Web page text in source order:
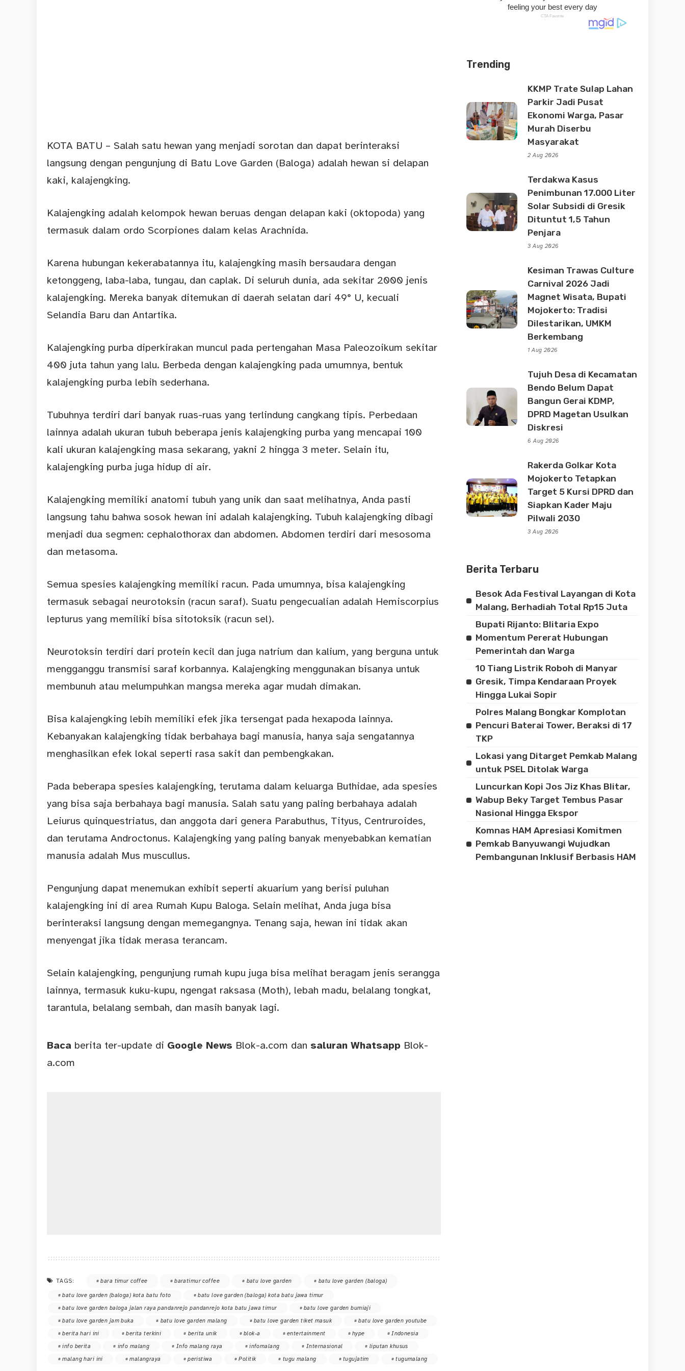
KOTA BATU – Salah satu hewan yang menjadi sorotan dan dapat berinteraksi
langsung dengan pengunjung di Batu Love Garden (Baloga) adalah hewan si delapan
kaki, kalajengking.
Kalajengking adalah kelompok hewan beruas dengan delapan kaki (oktopoda) yang
termasuk dalam ordo Scorpiones dalam kelas Arachnida.
Karena hubungan kekerabatannya itu, kalajengking masih bersaudara dengan
ketonggeng, laba-laba, tungau, dan caplak. Di seluruh dunia, ada sekitar 2000 jenis
kalajengking. Mereka banyak ditemukan di daerah selatan dari 49° U, kecuali
Selandia Baru dan Antartika.
Kalajengking purba diperkirakan muncul pada pertengahan Masa Paleozoikum sekitar
400 juta tahun yang lalu. Berbeda dengan kalajengking pada umumnya, bentuk
kalajengking purba lebih sederhana.
Tubuhnya terdiri dari banyak ruas-ruas yang terlindung cangkang tipis. Perbedaan
lainnya adalah ukuran tubuh beberapa jenis kalajengking purba yang mencapai 100
kali ukuran kalajengking masa sekarang, yakni 2 hingga 3 meter. Selain itu,
kalajengking purba juga hidup di air.
Kalajengking memiliki anatomi tubuh yang unik dan saat melihatnya, Anda pasti
langsung tahu bahwa sosok hewan ini adalah kalajengking. Tubuh kalajengking dibagi
menjadi dua segmen: cephalothorax dan abdomen. Abdomen terdiri dari mesosoma
dan metasoma.
Semua spesies kalajengking memiliki racun. Pada umumnya, bisa kalajengking
termasuk sebagai neurotoksin (racun saraf). Suatu pengecualian adalah Hemiscorpius
lepturus yang memiliki bisa sitotoksik (racun sel).
Neurotoksin terdiri dari protein kecil dan juga natrium dan kalium, yang berguna untuk
mengganggu transmisi saraf korbannya. Kalajengking menggunakan bisanya untuk
membunuh atau melumpuhkan mangsa mereka agar mudah dimakan.
Bisa kalajengking lebih memiliki efek jika tersengat pada hexapoda lainnya.
Kebanyakan kalajengking tidak berbahaya bagi manusia, hanya saja sengatannya
menghasilkan efek lokal seperti rasa sakit dan pembengkakan.
Pada beberapa spesies kalajengking, terutama dalam keluarga Buthidae, ada spesies
yang bisa saja berbahaya bagi manusia. Salah satu yang paling berbahaya adalah
Leiurus quinquestriatus, dan anggota dari genera Parabuthus, Tityus, Centruroides,
dan terutama Androctonus. Kalajengking yang paling banyak menyebabkan kematian
manusia adalah Mus muscullus.
Pengunjung dapat menemukan exhibit seperti akuarium yang berisi puluhan
kalajengking ini di area Rumah Kupu Baloga. Selain melihat, Anda juga bisa
berinteraksi langsung dengan memegangnya. Tenang saja, hewan ini tidak akan
menyengat jika tidak merasa terancam.
Selain kalajengking, pengunjung rumah kupu juga bisa melihat beragam jenis serangga
lainnya, termasuk kuku-kupu, ngengat raksasa (Moth), lebah madu, belalang tongkat,
tarantula, belalang sembah, dan masih banyak lagi.
Baca berita ter-update di Google News Blok-a.com dan saluran Whatsapp Blok-
a.com
TAGS: bara timur coffee baratimur coffee batu love garden batu love garden (baloga)
batu love garden (baloga) kota batu foto
batu love garden (baloga) kota batu jawa timur
batu love garden baloga jalan raya pandanrejo pandanrejo kota batu jawa timur
batu love garden bumiaji
batu love garden jam buka
batu love garden malang batu love garden tiket masuk
batu love garden youtube
berita hari ini
berita terkini berita unik blok-a entertainment hype
Indonesia
info berita
info malang Info malang raya infomalang Internasional
liputan khusus
malang hari ini
malangraya peristiwa Politik tugu malang tugujatim tugumalang
Trending
KKMP Trate Sulap Lahan
Parkir Jadi Pusat
Ekonomi Warga, Pasar
Murah Diserbu
Masyarakat
2 Aug 2026
Terdakwa Kasus
Penimbunan 17.000 Liter
Solar Subsidi di Gresik
Dituntut 1,5 Tahun
Penjara
3 Aug 2026
Kesiman Trawas Culture
Carnival 2026 Jadi
Magnet Wisata, Bupati
Mojokerto: Tradisi
Dilestarikan, UMKM
Berkembang
1 Aug 2026
Tujuh Desa di Kecamatan
Bendo Belum Dapat
Bangun Gerai KDMP,
DPRD Magetan Usulkan
Diskresi
6 Aug 2026
Rakerda Golkar Kota
Mojokerto Tetapkan
Target 5 Kursi DPRD dan
Siapkan Kader Maju
Pilwali 2030
3 Aug 2026
Berita Terbaru
Besok Ada Festival Layangan di Kota
Malang, Berhadiah Total Rp15 Juta
Bupati Rijanto: Blitaria Expo
Momentum Pererat Hubungan
Pemerintah dan Warga
10 Tiang Listrik Roboh di Manyar
Gresik, Timpa Kendaraan Proyek
Hingga Lukai Sopir
Polres Malang Bongkar Komplotan
Pencuri Baterai Tower, Beraksi di 17
TKP
Lokasi yang Ditarget Pemkab Malang
untuk PSEL Ditolak Warga
Luncurkan Kopi Jos Jiz Khas Blitar,
Wabup Beky Target Tembus Pasar
Nasional Hingga Ekspor
Komnas HAM Apresiasi Komitmen
Pemkab Banyuwangi Wujudkan
Pembangunan Inklusif Berbasis HAM